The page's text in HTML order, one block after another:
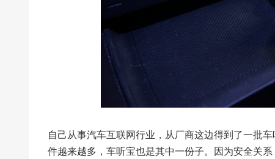
自己从事汽车互联网行业，从厂商这边得到了一批
件越来越多，车听宝也是其中一份子。因为安全关